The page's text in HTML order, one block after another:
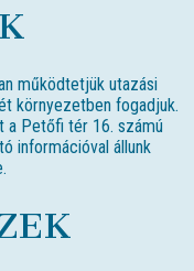
működtetjük utazási
környezetben fogadjuk.
a Petőfi tér 16. számú
információval állunk